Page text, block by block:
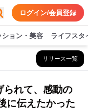
ログイン/会員登録
ション・美容 ライフスタ
リリース一覧
られて、感動の
伝えたかった